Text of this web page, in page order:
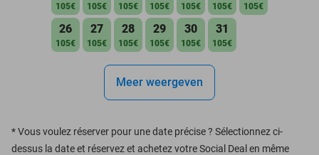
105€ 105€ 105€ 105€ 105€ 105€ 105€
26
105€
27
105€
28
105€
29
105€
30
105€
31
105€
Meer weergeven
*Vous voulez réserver pour une date précise ? Sélectionnez ci-
dessus la date et réservez et achetez votre Social Deal en même